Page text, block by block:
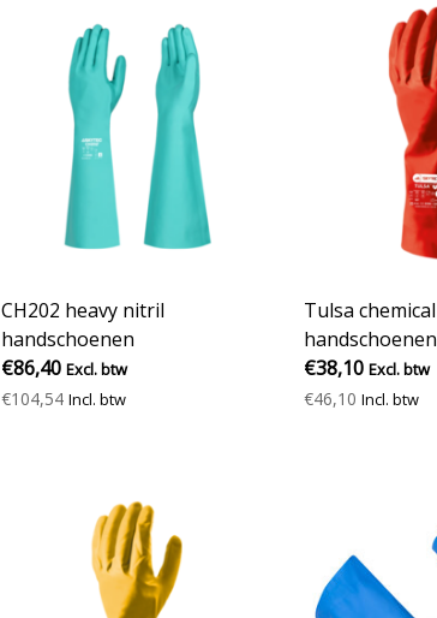
CH202 heavy nitril
handschoenen
€86,40 Excl. btw
€104,54 Incl. btw
Tulsa chemical
handschoenen
€38,10 Excl. btw
€46,10 Incl. btw